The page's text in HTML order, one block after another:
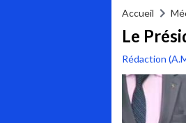
Accueil
Le
Rédaction